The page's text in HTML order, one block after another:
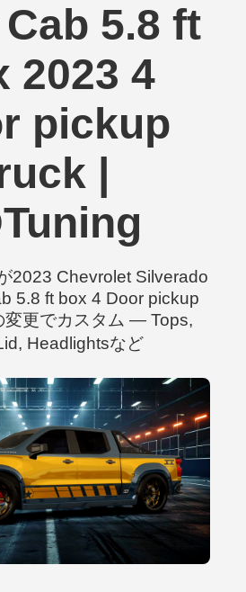
5.8 ft
2023 4
pickup
|
2023 Chevrolet Silverado
5.8 ft box 4 Door pickup
変更でカスタム — Tops,
Headlightsなど